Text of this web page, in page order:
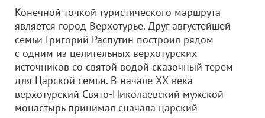
Конечной точкой туристического маршрута
является город Верхотурье. Друг августейшей
семьи Григорий Распутин построил рядом
с одним из целительных верхотурских
источников со святой водой сказочный терем
для Царской семьи. В начале ХХ века
верхотурский Свято-Николаевский мужской
монастырь принимал сначала царский